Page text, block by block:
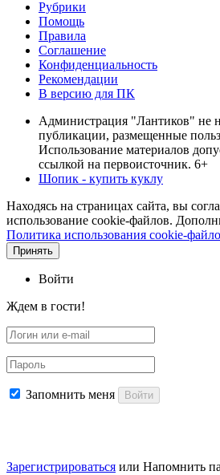
Рубрики
Помощь
Правила
Соглашение
Конфиденциальность
Рекомендации
В версию для ПК
Администрация "Лантиков" не
публикации, размещенные
Использование материалов
ссылкой на первоисточник. 6+
Шопик - купить куклу
Находясь на страницах сайта, вы
использование cookie-файлов.
Политика использования cookie-
Принять
Войти
Ждем в гости!
Запомнить меня Войти
Зарегистрироваться или Напомнить